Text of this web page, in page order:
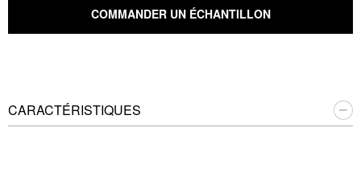
COMMANDER UN ÉCHANTILLON
CARACTÉRISTIQUES